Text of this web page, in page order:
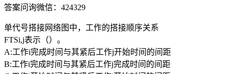
答案问询微信：424329
单代号搭接网络图中，工作的搭接顺序关系
FTSi,j表示（）。
A:工作i完成时间与其紧后工作j开始时间的间距
B:工作i完成时间与其紧后工作j完成时间的间距